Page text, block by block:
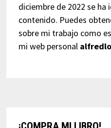
diciembre de 2022 se
contenido. Puedes
sobre mi trabajo como
mi web personal